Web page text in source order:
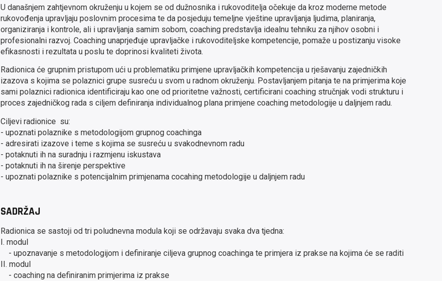
U današnjem zahtjevnom okruženju u kojem se od dužnosnika i rukovoditelja očekuje da kroz moderne metode
rukovođenja upravljaju poslovnim procesima te da posjeduju temeljne vještine upravljanja ljudima, planiranja,
organiziranja i kontrole, ali i upravljanja samim sobom, coaching predstavlja idealnu tehniku za njihov osobni i
profesionalni razvoj. Coaching unaprjeđuje upravljačke i rukovoditeljske kompetencije, pomaže u postizanju visoke
efikasnosti i rezultata u poslu te doprinosi kvaliteti života.
Radionica će grupnim pristupom ući u problematiku primjene upravljačkih kompetencija u rješavanju zajedničkih
izazova s kojima se polaznici grupe susreću u svom u radnom okruženju. Postavljanjem pitanja te na primjerima koje
sami polaznici radionica identificiraju kao one od prioritetne važnosti, certificirani coaching stručnjak vodi strukturu i
proces zajedničkog rada s ciljem definiranja individualnog plana primjene coaching metodologije u daljnjem radu.
Ciljevi radionice su:
- upoznati polaznike s metodologijom grupnog coachinga
- adresirati izazove i teme s kojima se susreću u svakodnevnom radu
- potaknuti ih na suradnju i razmjenu iskustava
- potaknuti ih na širenje perspektive
- upoznati polaznike s potencijalnim primjenama cocahing metodologije u daljnjem radu
SADRŽAJ
Radionica se sastoji od tri poludnevna modula koji se održavaju svaka dva tjedna:
I. modul
- upoznavanje s metodologijom i definiranje ciljeva grupnog coachinga te primjera iz prakse na kojima će se raditi
II. modul
- coaching na definiranim primjerima iz prakse